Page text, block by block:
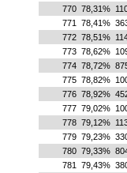
770 78,31%
771
78,41%
772 78,51%
773 78,62%
774 78,72%
775 78,82%
776 78,92%
777 79,02%
778 79,12%
779 79,23%
780 79,33%
781
79,43%